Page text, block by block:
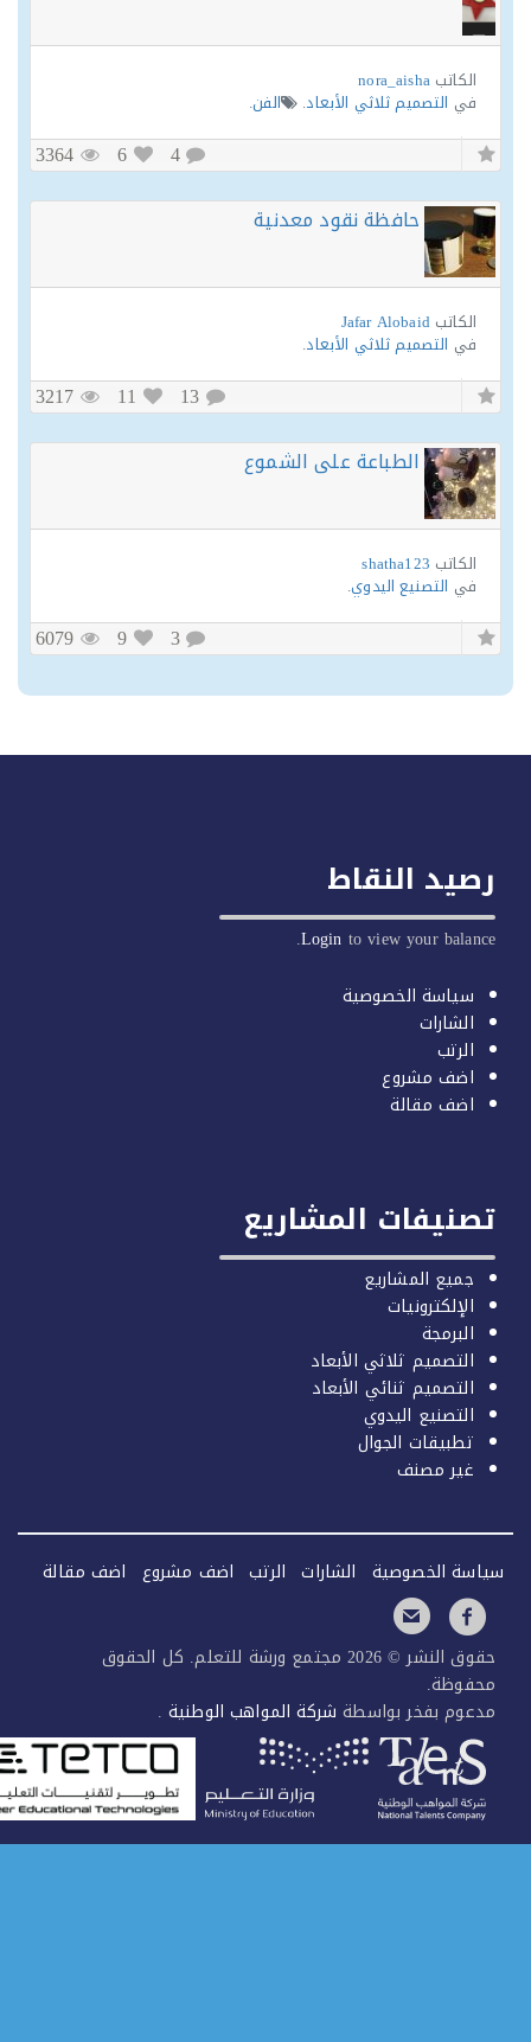
nora_aisha
التصميم ثلاثي الأبعاد. الفن.
6
3364
حافظة نقود معدنية
Jafar Alobaid
التصميم ثلاثي الأبعاد.
11
3217
الطباعة على الشموع
shatha123
التصنيع اليدوي.
9
6079
النقاط
Loginto view your
سياسة الخصوصية
الشارات
الرتب
اضف مشروع
اضف مقالة
المشاريع
جميع المشاريع
الإلكترونيات
البرمجة
التصميم ثلاثي الأبعاد
التصميم ثنائي الأبعاد
التصنيع اليدوي
تطبيقات الجوال
غير مصنف
الخصوصية الشارات الرتب اضف مشروع اضف مقالة
حقوق النشر © 2026 مجتمع ورشة للتعلم. كل الحقوق
بفخر بواسطةشركة المواهب الوطنية.